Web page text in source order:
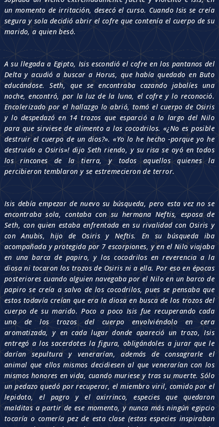
un momento de irritación, desecó el curso. Cuando Isis se creía
segura y sola decidió abrir el cofre que contenía el cuerpo de su
marido, a quien besó.
A su llegada a Egipto, Isis escondió el cofre en los pantanos del
Delta y acudió a buscar a Horus, que había quedado en Buto
educándose. Seth, que se encontraba cazando jabalíes una
noche, encontró, por la luz de la luna, el cofre y lo reconoció.
Encolerizado por el hallazgo lo abrió, tomó el cuerpo de Osiris
y lo despedazó en 14 trozos que esparció a lo largo del Nilo
para que sirviese de alimento a los cocodrilos. «¿No es posible
destruir el cuerpo de un dios?». «Yo lo he hecho -porque yo he
destruido a Osiris»! dijo Seth riendo, y su risa se oyó en todos
los rincones de la tierra, y todos aquellos quienes la
percibieron temblaron y se estremecieron de terror.
Isis debía empezar de nuevo su búsqueda, pero esta vez no se
encontraba sola, contaba con su hermana Neftis, esposa de
Seth, con quien estaba enfrentada en su rivalidad con Osiris y
con Anubis, hijo de Osiris y Neftis. En su búsqueda iba
acompañada y protegida por 7 escorpiones, y en el Nilo viajaba
en una barca de papiro, y los cocodrilos en reverencia a la
diosa ni tocaron los trozos de Osiris ni a ella. Por eso en épocas
posteriores cuando alguien navegaba por el Nilo en un barco de
papiro se creía a salvo de los cocodrilos, pues se pensaba que
estos todavía creían que era la diosa en busca de los trozos del
cuerpo de su marido. Poco a poco Isis fue recuperando cada
uno de los trozos del cuerpo envolviéndolo en cera
aromatizada, y en cada lugar donde apareció un trozo, Isis
entregó a los sacerdotes la figura, obligándoles a jurar que le
darían sepultura y venerarían, además de consagrarle el
animal que ellos mismos decidiesen al que venerarían con los
mismos honores en vida, cuando muriese y tras su muerte. Sólo
un pedazo quedó por recuperar, el miembro viril, comido por el
lepidoto, el pagro y el oxirrinco, especies que quedaron
malditas a partir de ese momento, y nunca más ningún egipcio
tocaría o comería pez de esta clase (estas especies inspiraban